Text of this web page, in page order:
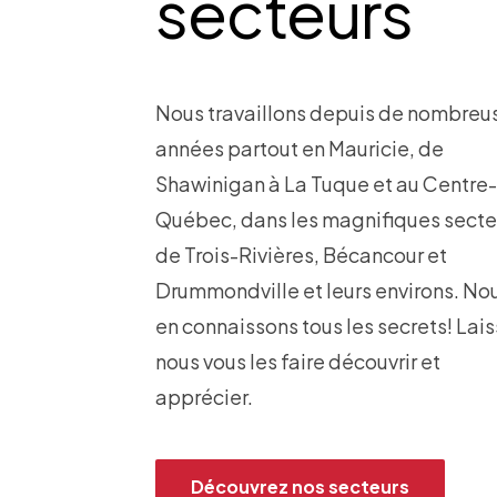
Nous travaillons depuis de
années partout en Mauricie, de
Shawinigan à La Tuque et au
Québec, dans les magnifiques
de Trois-Rivières, Bécancour et
Drummondville et leurs environs.
en connaissons tous les secrets!
nous vous les faire découvrir et
apprécier.
Découvrez nos secteurs